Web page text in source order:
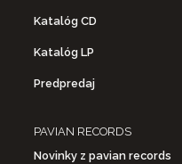
Katalóg CD
Katalóg LP
Predpredaj
PAVIAN RECORDS
Novinky z pavian records